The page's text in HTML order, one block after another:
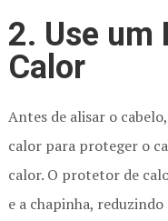
2. Use um
Calor
Antes de alisar o
calor para proteger o
calor. O protetor de
e a chapinha,